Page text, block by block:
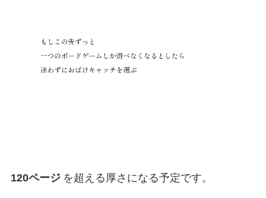
120ページ を超える厚さになる予定です。